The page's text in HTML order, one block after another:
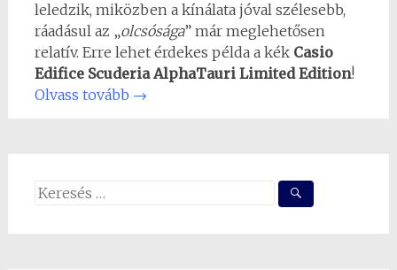
leledzik, miközben a kínálata jóval szélesebb,
ráadásul az „olcsósága” már meglehetősen
relatív. Erre lehet érdekes példa a kék Casio
Edifice Scuderia AlphaTauri Limited Edition!
Olvass tovább →
Search